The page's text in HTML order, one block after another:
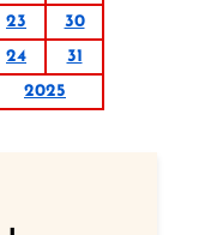
23
30
24
31
2025